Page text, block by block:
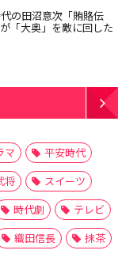
の田沼意次「賄賂伝
「大奥」を敵に回した
マ
平安時代
将
スイーツ
時代劇
テレビ
織田信長
抹茶